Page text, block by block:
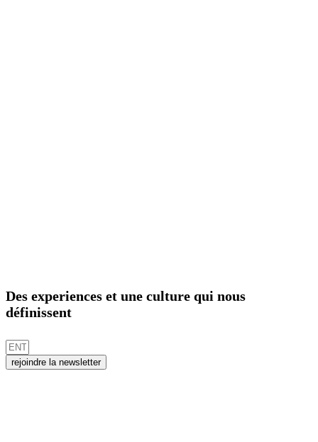
Des experiences et une culture qui nous
définissent
rejoindre la newsletter